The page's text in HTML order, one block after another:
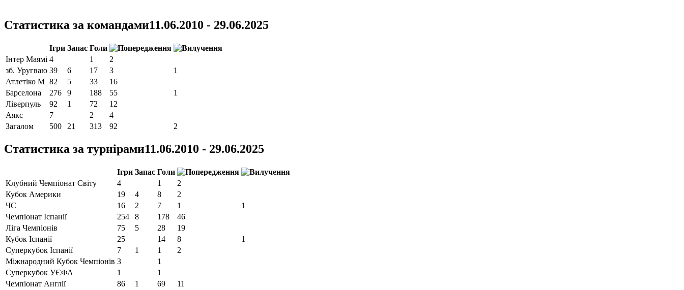
Статистика за командами11.06.2010 - 29.06.2025
Ігри Запас Голи
Інтер Маямі 4 1
2
зб. Уругваю 39 6 17 3
1
Атлетіко М 82 5 33
16
Барселона
276 9 188 55
1
Ліверпуль
92 1 72
12
Аякс
7 2
4
Загалом
500 21 313 92 2
Статистика за турнірами11.06.2010 - 29.06.2025
Ігри Запас Голи
Клубний Чемпіонат Світу
4 1
2
Кубок Америки
19 4 8
2
ЧС
16 2 7 1
1
Чемпiонат Іспанії
254 8 178
46
Ліга Чемпіонів
75 5 28
19
Кубок Іспанії
25 14 8
1
Суперкубок Іспанії
7 1 1
2
Міжнародний Кубок Чемпіонів 3
1
Суперкубок УЄФА
1
1
Чемпіонат Англії
86 1 69
11